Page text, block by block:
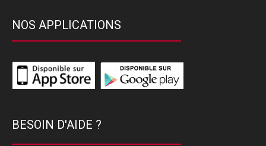
NOS APPLICATIONS
BESOIN D'AIDE ?